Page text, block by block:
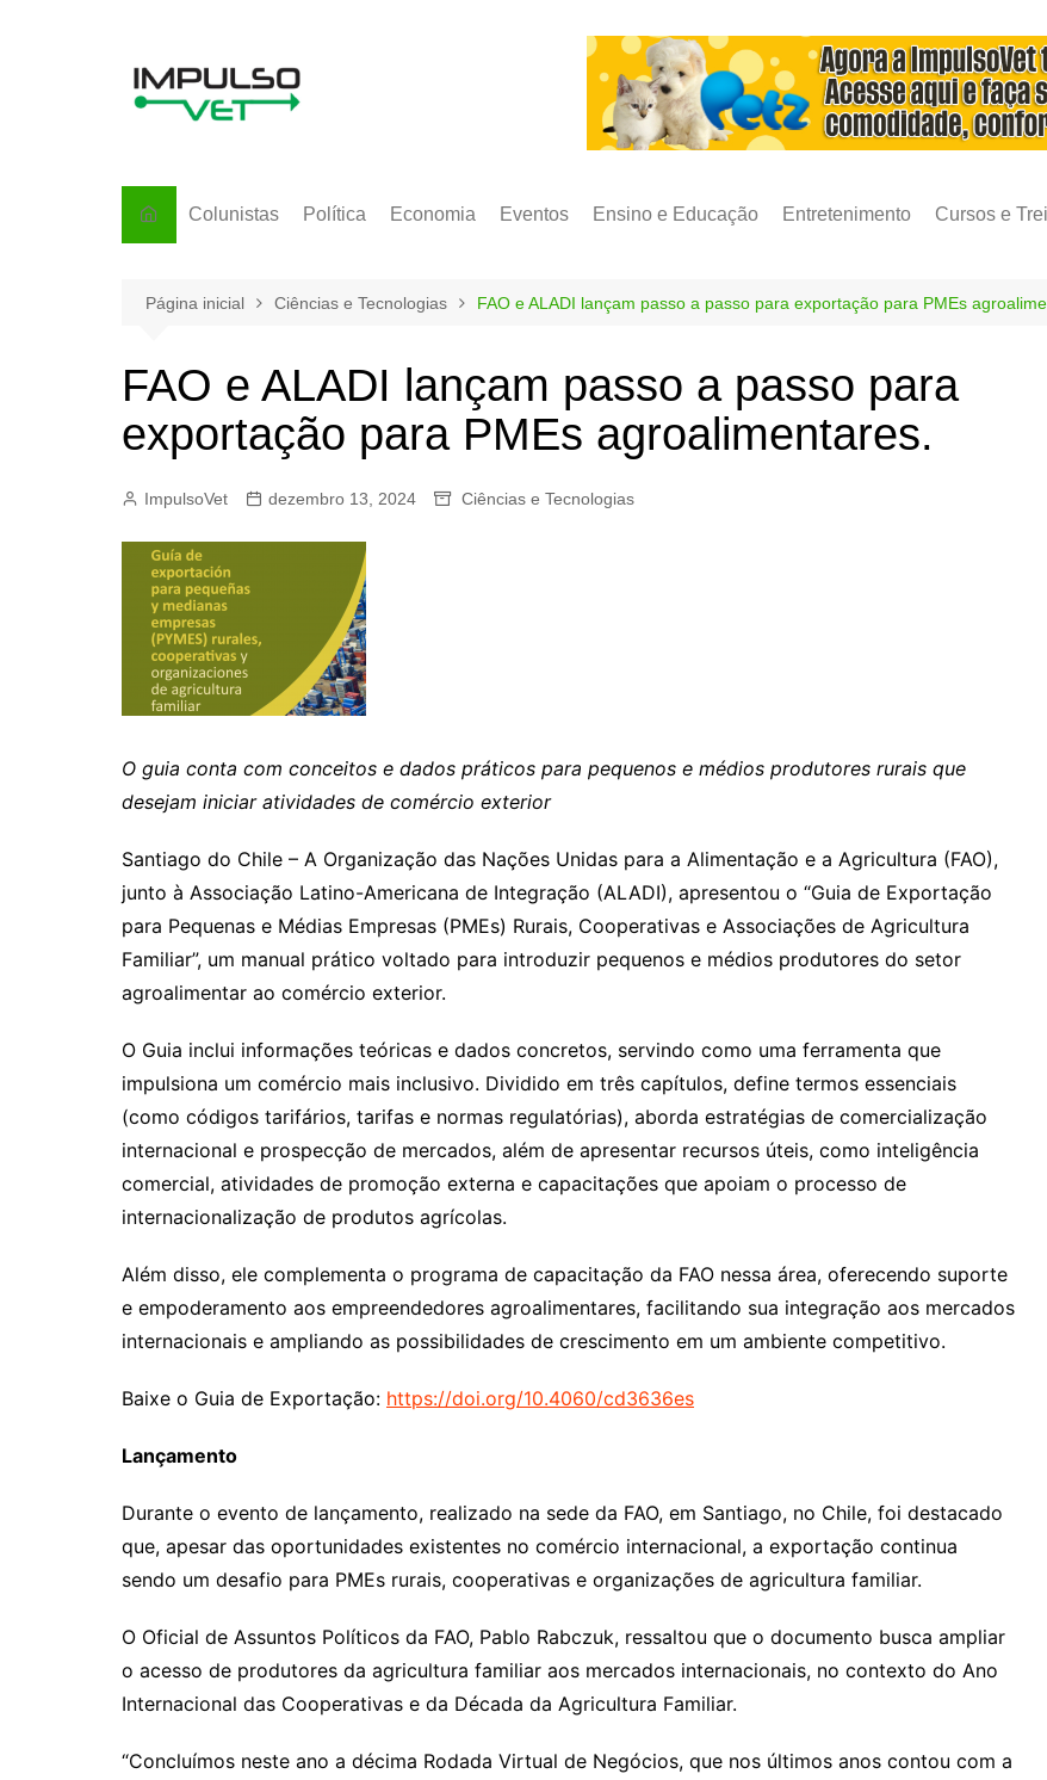
Colunistas Política Economia Eventos Ensino e Educação Entretenimento Cursos e
Página inicial Ciências e Tecnologias FAO e ALADI lançam passo a passo para exportação para PMEs
FAO e ALADI lançam passo a passo para
exportação para PMEs agroalimentares.
ImpulsoVet dezembro 13, 2024 Ciências e Tecnologias
O guia conta com conceitos e dados práticos para pequenos e médios produtores rurais que
desejam iniciar atividades de comércio exterior
Santiago do Chile – A Organização das Nações Unidas para a Alimentação e a Agricultura (FAO),
junto à Associação Latino-Americana de Integração (ALADI), apresentou o “Guia de Exportação
para Pequenas e Médias Empresas (PMEs) Rurais, Cooperativas e Associações de Agricultura
Familiar”, um manual prático voltado para introduzir pequenos e médios produtores do setor
agroalimentar ao comércio exterior.
O Guia inclui informações teóricas e dados concretos, servindo como uma ferramenta que
impulsiona um comércio mais inclusivo. Dividido em três capítulos, define termos essenciais
(como códigos tarifários, tarifas e normas regulatórias), aborda estratégias de comercialização
internacional e prospecção de mercados, além de apresentar recursos úteis, como inteligência
comercial, atividades de promoção externa e capacitações que apoiam o processo de
internacionalização de produtos agrícolas.
Além disso, ele complementa o programa de capacitação da FAO nessa área, oferecendo suporte
e empoderamento aos empreendedores agroalimentares, facilitando sua integração aos mercados
internacionais e ampliando as possibilidades de crescimento em um ambiente competitivo.
Baixe o Guia de Exportação: https://doi.org/10.4060/cd3636es
Lançamento
Durante o evento de lançamento, realizado na sede da FAO, em Santiago, no Chile, foi destacado
que, apesar das oportunidades existentes no comércio internacional, a exportação continua
sendo um desafio para PMEs rurais, cooperativas e organizações de agricultura familiar.
O Oficial de Assuntos Políticos da FAO, Pablo Rabczuk, ressaltou que o documento busca ampliar
o acesso de produtores da agricultura familiar aos mercados internacionais, no contexto do Ano
Internacional das Cooperativas e da Década da Agricultura Familiar.
“Concluímos neste ano a décima Rodada Virtual de Negócios, que nos últimos anos contou com a